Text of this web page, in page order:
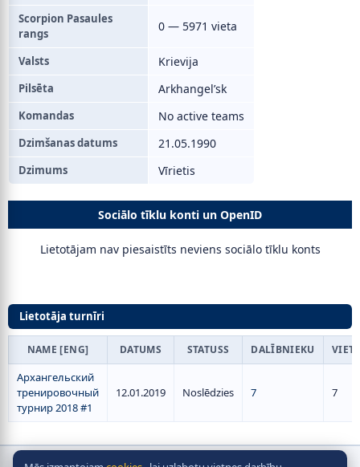
Scorpion Pasaules
rangs
0 — 5971 vieta
Valsts Krievija
Pilsēta Arkhangel’sk
Komandas No active teams
Dzimšanas datums 21.05.1990
Dzimums Vīrietis
Sociālo tīklu konti un OpenID
Lietotājam nav piesaistīts neviens sociālo tīklu konts
Lietotāja turnīri
NAME [ENG] DATUMS STATUSS DALĪBNIEKU VIETA
Архангельский
тренировочный
турнир 2018 #1
12.01.2019 Noslēdzies 7 7